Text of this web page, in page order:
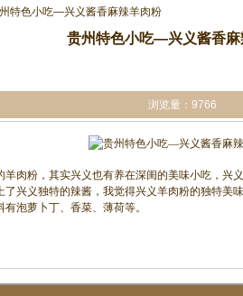
特色小吃—兴义酱香麻辣羊肉粉
贵州特色小吃—兴义酱香麻
浏览量：9766
粉，其实兴义也有养在深闺的美味小吃，兴
了兴义独特的辣酱，我觉得兴义羊肉粉的独特美
泡萝卜丁、香菜、薄荷等。